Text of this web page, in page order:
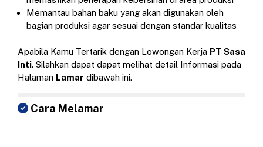
Memantau bahan baku yang akan digunakan oleh
bagian produksi agar sesuai dengan standar kualitas
Apabila Kamu Tertarik dengan Lowongan Kerja PT Sasa
Inti. Silahkan dapat dapat melihat detail Informasi pada
Halaman Lamar dibawah ini.
Cara Melamar